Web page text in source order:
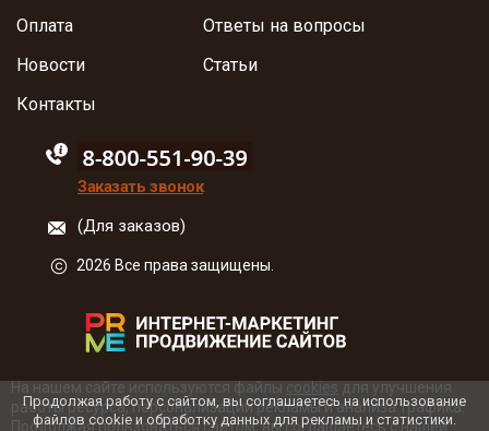
Оплата
Новости
Ответы на вопросы
Статьи
Контакты
88005555550
Заказать звонок
(Для заказов)
2026 Все права защищены.
На нашем сайте используются файлы cookies для улучшения
работы ресурса, персонализации рекламы и анализа трафика.
Продолжая пользоваться сайтом, вы соглашаетесь с нашей
Продолжая работу с сайтом, вы соглашаетесь на использование
файлов cookie и обработку данных для рекламы и статистики.